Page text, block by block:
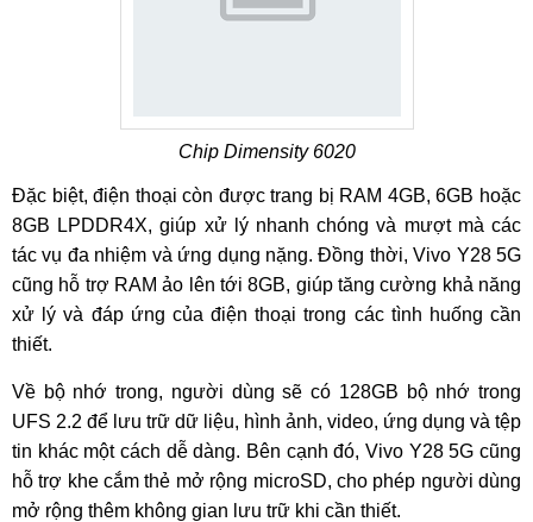
Chip Dimensity 6020
Đặc biệt, điện thoại còn được trang bị RAM 4GB, 6GB hoặc
8GB LPDDR4X, giúp xử lý nhanh chóng và mượt mà các
tác vụ đa nhiệm và ứng dụng nặng. Đồng thời, Vivo Y28 5G
cũng hỗ trợ RAM ảo lên tới 8GB, giúp tăng cường khả năng
xử lý và đáp ứng của điện thoại trong các tình huống cần
thiết.
Về bộ nhớ trong, người dùng sẽ có 128GB bộ nhớ trong
UFS 2.2 để lưu trữ dữ liệu, hình ảnh, video, ứng dụng và tệp
tin khác một cách dễ dàng. Bên cạnh đó, Vivo Y28 5G cũng
hỗ trợ khe cắm thẻ mở rộng microSD, cho phép người dùng
mở rộng thêm không gian lưu trữ khi cần thiết.